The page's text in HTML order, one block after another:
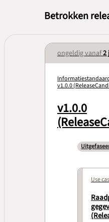
Betrokken
ongeldig vanaf2
v1.0.0
v1.0.0
Use